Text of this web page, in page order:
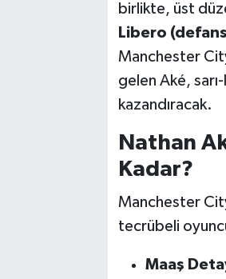
birlikte, üst
Libero
Manchester
gelen Aké,
kazandıracak.
Nathan
Kadar?
Manchester
tecrübeli
Maaş